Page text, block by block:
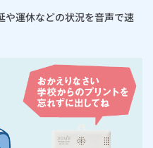
や運休などの状況を音声で速